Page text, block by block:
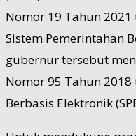
Nomor 19 Tahun
Sistem Pemerintahan
gubernur tersebut
Nomor 95 Tahun
Berbasis Elektronik